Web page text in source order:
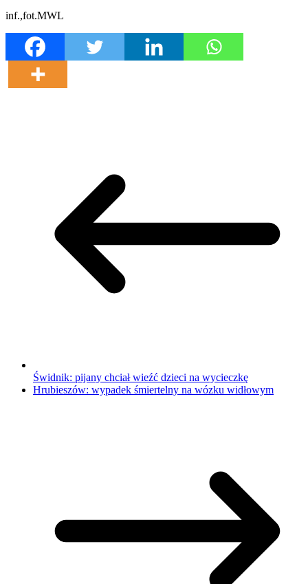
inf.,fot.MWL
Świdnik: pijany chciał wieźć dzieci na wycieczkę
Hrubieszów: wypadek śmiertelny na wózku widłowym